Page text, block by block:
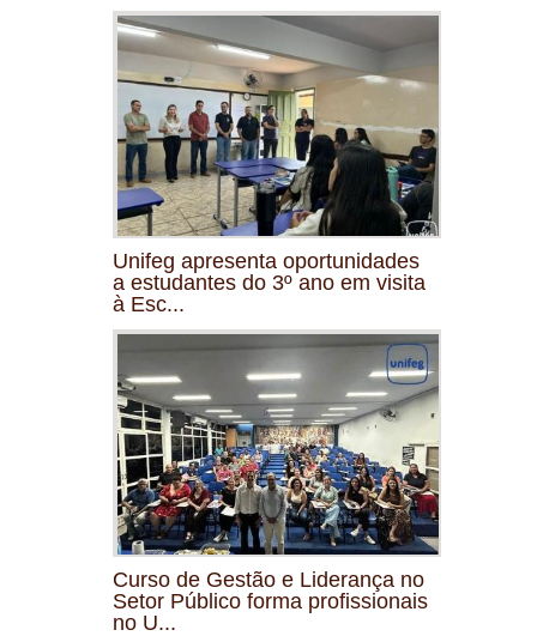
Unifeg apresenta oportunidades
a estudantes do 3º ano em visita
à Esc...
Curso de Gestão e Liderança no
Setor Público forma profissionais
no U...